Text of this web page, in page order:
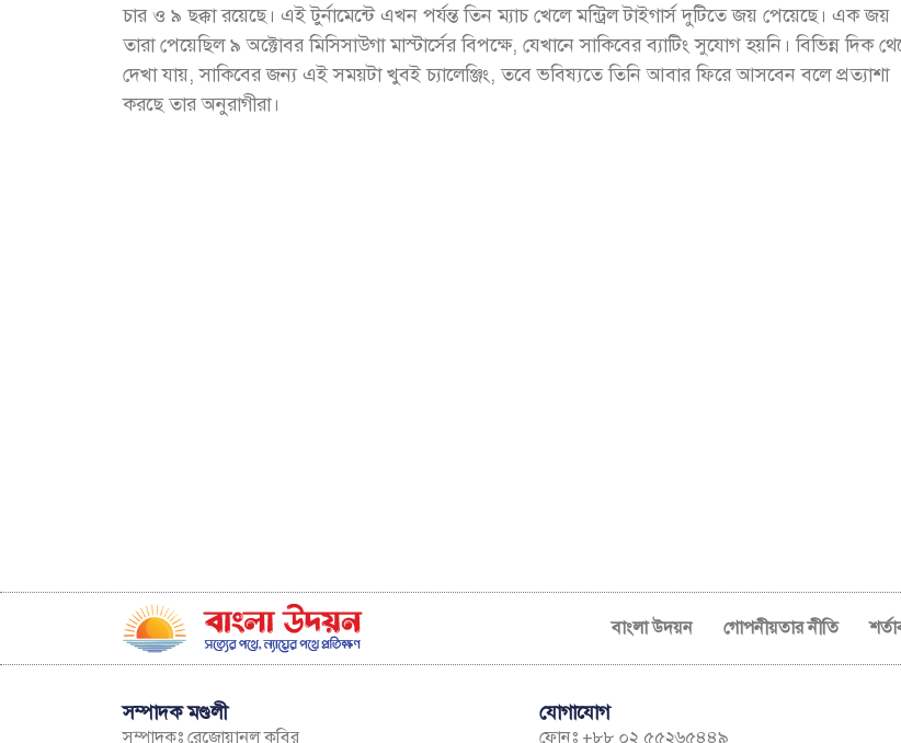
চার ও ৯ ছক্কা রয়েছে। এই টুর্নামেন্টে এখন পর্যন্ত তিন ম্যাচ খেলে মন্ট্রিল টাইগার্স দুটিতে জয় পেয়েছে। এক জয়
তারা পেয়েছিল ৯ অক্টোবর মিসিসাউগা মাস্টার্সের বিপক্ষে, যেখানে সাকিবের ব্যাটিং সুযোগ হয়নি। বিভিন্ন দিক
দেখা যায়, সাকিবের জন্য এই সময়টা খুবই চ্যালেঞ্জিং, তবে ভবিষ্যতে তিনি আবার ফিরে আসবেন বলে প্রত্যাশা
করছে তার অনুরাগীরা।
বাংলা উদয়ন গোপনীয়তার নীতি
সম্পাদক মণ্ডলী
সম্পাদকঃ রেজোয়ানুল কবির
যোগাযোগ
ফোনঃ +৮৮ ০২ ৫৫২৬৫৪৪৯